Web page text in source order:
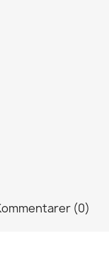
(0)